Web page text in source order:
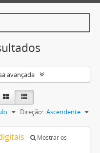
avançada
Direção: Ascendente
Mostrar os